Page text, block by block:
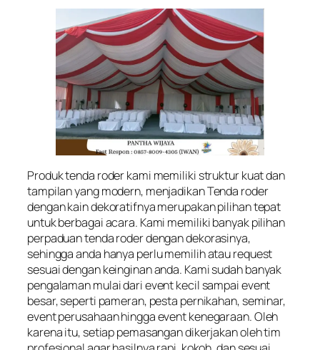
Produk tenda roder kami memiliki struktur kuat dan
tampilan yang modern, menjadikan Tenda roder
dengan kain dekoratifnya merupakan pilihan tepat
untuk berbagai acara. Kami memiliki banyak pilihan
perpaduan tenda roder dengan dekorasinya,
sehingga anda hanya perlu memilih atau request
sesuai dengan keinginan anda. Kami sudah banyak
pengalaman mulai dari event kecil sampai event
besar, seperti pameran, pesta pernikahan, seminar,
event perusahaan hingga event kenegaraan. Oleh
karena itu, setiap pemasangan dikerjakan oleh tim